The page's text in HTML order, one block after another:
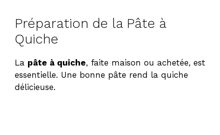
Préparation de la Pâte à
Quiche
La pâte à quiche, faite maison ou achetée, est
essentielle. Une bonne pâte rend la quiche
délicieuse.